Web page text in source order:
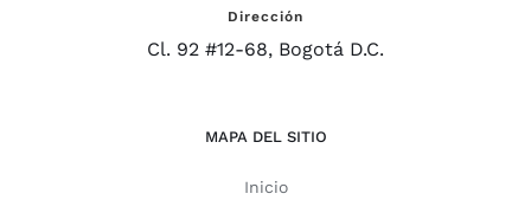
Dirección
Cl. 92 #12-68, Bogotá D.C.
MAPA DEL SITIO
Inicio